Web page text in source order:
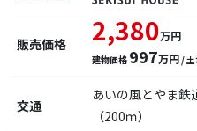
販売価格 2,380万円
建物価格 997万円/
交通
あいの風とやま
（200ｍ）